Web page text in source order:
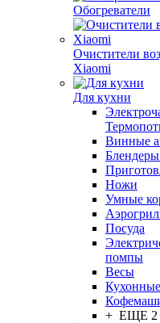
Обогреватели
Очистители
Xiaomi
Для кухни
Винные
Ножи
Умные
Посуда
помпы
Весы
+ ЕЩЕ 2